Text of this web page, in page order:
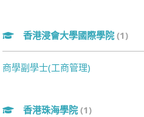
香港浸會大學國際學院 (1)
商學副學士(工商管理)
香港珠海學院 (1)